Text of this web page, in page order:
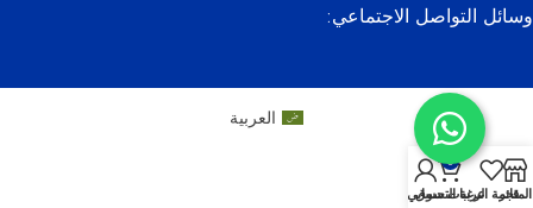
وسائل التواصل الاجتماعي:
المتجر
قائمة الرغبات
0
عربة التسوق
حسابي
العربية